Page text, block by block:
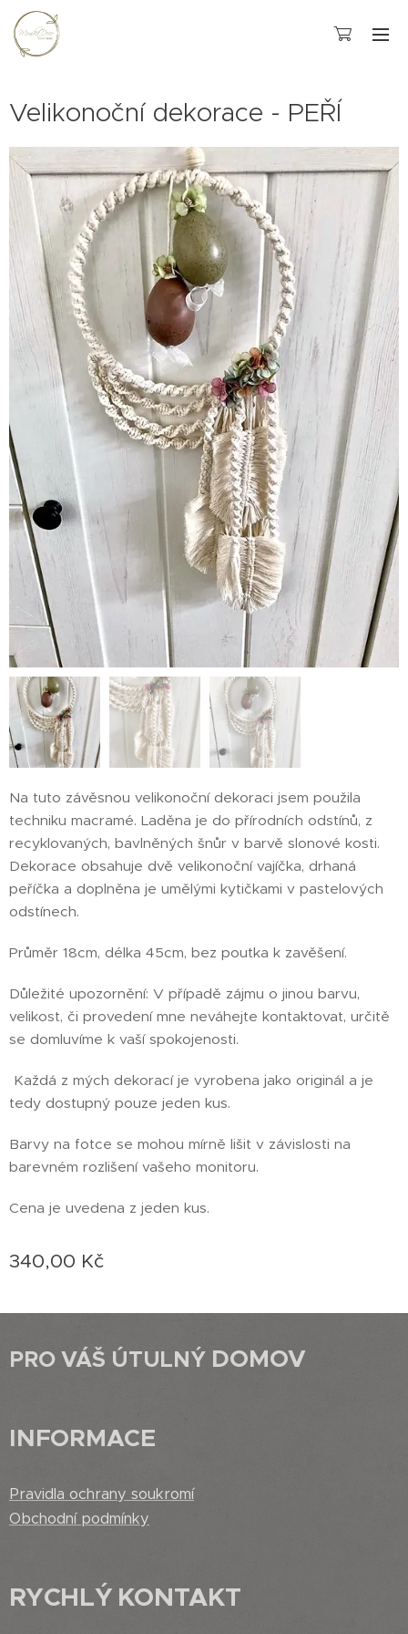
Velikonoční dekorace - PEŘÍ
Na tuto závěsnou velikonoční dekoraci jsem použila
techniku macramé. Laděna je do přírodních odstínů, z
recyklovaných, bavlněných šnůr v barvě slonové kosti.
Dekorace obsahuje dvě velikonoční vajíčka, drhaná
peříčka a doplněna je umělými kytičkami v pastelových
odstínech.
Průměr 18cm, délka 45cm, bez poutka k zavěšení.
Důležité upozornění: V případě zájmu o jinou barvu,
velikost, či provedení mne neváhejte kontaktovat, určitě
se domluvíme k vaší spokojenosti.
Každá z mých dekorací je vyrobena jako originál a je
tedy dostupný pouze jeden kus.
Barvy na fotce se mohou mírně lišit v závislosti na
barevném rozlišení vašeho monitoru.
Cena je uvedena z jeden kus.
340,00 Kč
PRO VÁŠ ÚTULNÝ DOMOV
INFORMACE
Pravidla ochrany soukromí
Obchodní podmínky
RYCHLÝ KONTAKT